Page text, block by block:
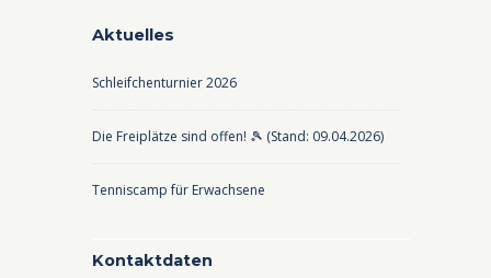
Aktuelles
Schleifchenturnier 2026
Die Freiplätze sind offen! 🎾 (Stand: 09.04.2026)
Tenniscamp für Erwachsene
Kontaktdaten